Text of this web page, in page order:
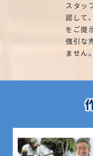
スタッ
認して
をご提
強引な
ません。